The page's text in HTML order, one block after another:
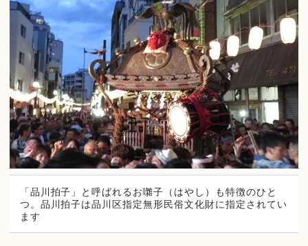
「品川拍子」と呼ばれるお囃子（はやし）も特徴のひと
つ。品川拍子は品川区指定無形民俗文化財に指定されてい
ます